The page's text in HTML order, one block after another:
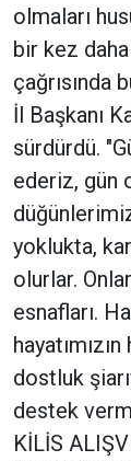
olmaları
bir kez
çağrısında
İl Başkanı
sürdürdü.
ederiz, gün
yoklukta,
olurlar.
esnafları.
dostluk
destek
KİLİS